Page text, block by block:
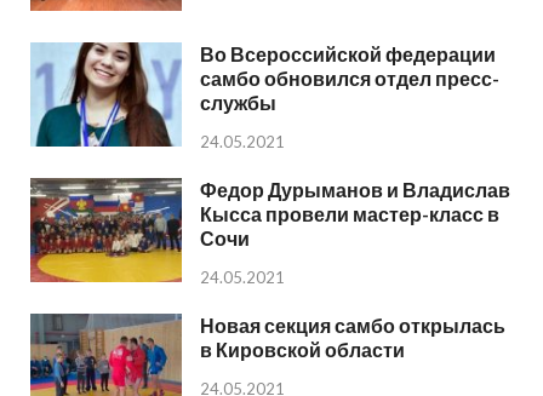
Во Всероссийской федерации
самбо обновился отдел пресс-
службы
24.05.2021
Федор Дурыманов и Владислав
Кысса провели мастер-класс в
Сочи
24.05.2021
Новая секция самбо открылась
в Кировской области
24.05.2021